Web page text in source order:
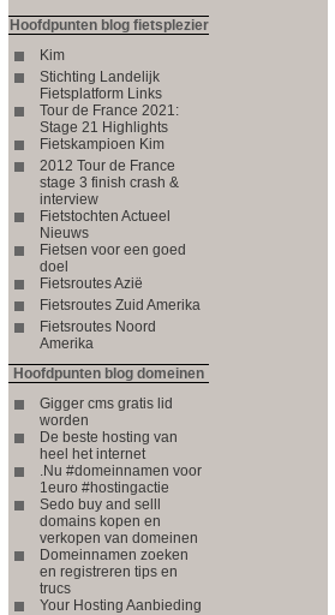
Hoofdpunten blog fietsplezier
Kim
Stichting Landelijk
Fietsplatform Links
Tour de France 2021:
Stage 21 Highlights
Fietskampioen Kim
2012 Tour de France
stage 3 finish crash &
interview
Fietstochten Actueel
Nieuws
Fietsen voor een goed
doel
Fietsroutes Azië
Fietsroutes Zuid Amerika
Fietsroutes Noord
Amerika
Hoofdpunten blog domeinen
Gigger cms gratis lid
worden
De beste hosting van
heel het internet
.Nu #domeinnamen voor
1euro #hostingactie
Sedo buy and selll
domains kopen en
verkopen van domeinen
Domeinnamen zoeken
en registreren tips en
trucs
Your Hosting Aanbieding